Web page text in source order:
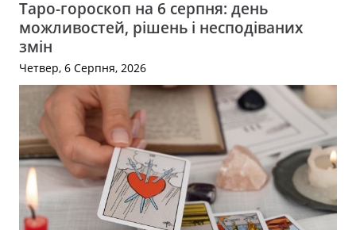
Таро-гороскоп на 6 серпня: день
можливостей, рішень і несподіваних
змін
Четвер, 6 Серпня, 2026